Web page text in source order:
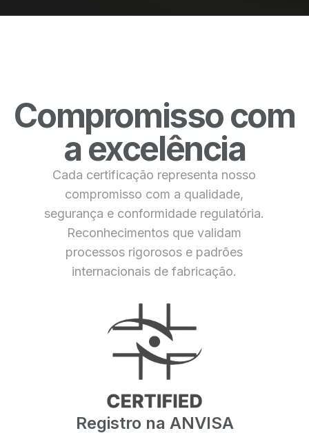
Compromisso com
a excelência
Cada certificação representa nosso
compromisso com a qualidade,
segurança e conformidade regulatória.
Reconhecimentos que validam
processos rigorosos e padrões
internacionais de fabricação.
Registro na ANVISA
Registro na ANVISA
responsável pela regulamentação de
produtos para saúde no Brasil. A liberação